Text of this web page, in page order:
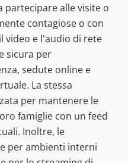
partecipare alle visite o
contagiose o con
video e l'audio di rete
sicura per
sedute online e
La stessa
per mantenere le
famiglie con un feed
Inoltre, le
per ambienti interni